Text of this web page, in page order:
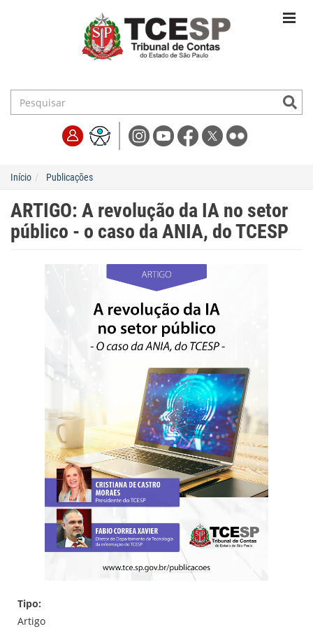
Início Publicações
ARTIGO: A revolução da IA no setor
público - o caso da ANIA, do TCESP
Tipo:
Artigo